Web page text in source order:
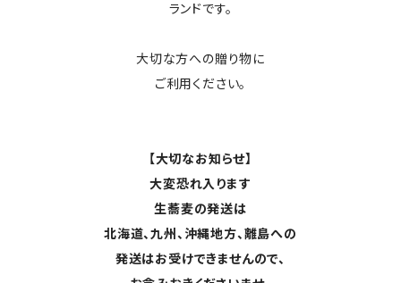
ランドです。
大切な方への贈り物に
ご利用ください。
【大切なお知らせ】
大変恐れ入ります
生蕎麦の発送は
北海道、九州、沖縄地方、離島への
発送はお受けできませんので、